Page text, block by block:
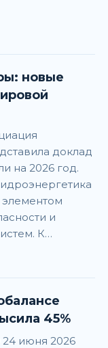
новые
доклад
на 2026 год.
и
К…
45%
24 июня 2026